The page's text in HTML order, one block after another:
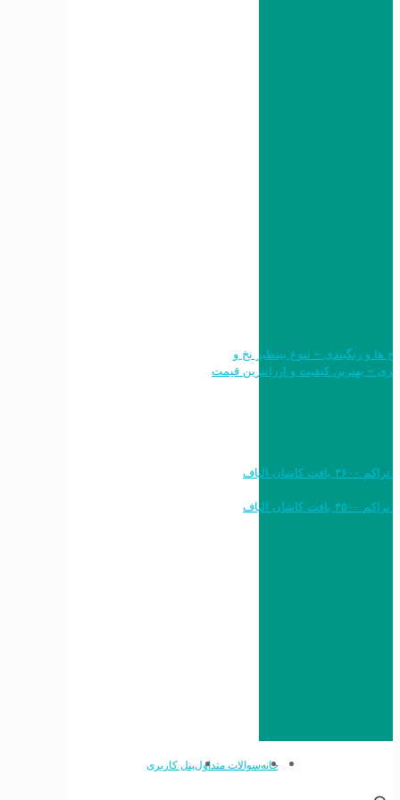
طرح ها و رنگبندی – تنوع بینظیر نخ و
خرید به قیمت فرش ماشینی ۱۲۰۰ شانه تراکم ۳۶۰۰ بافت کاشان الیاف
خرید به قیمت فرش ماشینی ۱۵۰۰ شانه تراکم ۴۵۰۰ بافت کاشان الیاف
خانهسوالات متداولپنل کاربری